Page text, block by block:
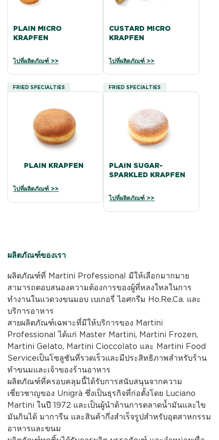
PLAIN MICRO
KRAPFEN
ไปที่ผลิตภัณฑ์ >>
CUSTARD MICRO
KRAPFEN
ไปที่ผลิตภัณฑ์ >>
FRIED SPECIALTIES
PLAIN KRAPFEN
ไปที่ผลิตภัณฑ์ >>
FRIED SPECIALTIES
PLAIN SUGAR-
SPARKLED KRAPFEN
ไปที่ผลิตภัณฑ์ >>
ผลิตภัณฑ์ของเรา
ผลิตภัณฑ์ที่ Martini Professional มีให้เลือกมากมาย
สามารถตอบสนองความต้องการของผู้ที่หลงใหลในการ
ทำงานในแวดวงขนมอบ เบเกอรี่ ไอศกรีม Ho.Re.Ca. และ
บริการอาหาร
สายผลิตภัณฑ์เฉพาะที่มีให้บริการของ Martini
Professional ได้แก่ Master Martini, Martini Frozen,
Martini Gelato, Martini Cioccolato และ Martini Food
Serviceเป็นโซลูชันที่รวดเร็วและมีประสิทธิภาพสำหรับร้าน
ทำขนมและเจ้าของร้านอาหาร
ผลิตภัณฑ์ที่ครอบคลุมนี้ได้รับการสนับสนุนจากความ
เชี่ยวชาญของ Unigrà ซึ่งเป็นธุรกิจที่ก่อตั้งโดย Luciano
Martini ในปี 1972 และเป็นผู้นำด้านการตลาดน้ำมันและไข
มันกินได้ มาการีน และสินค้ากึ่งสำเร็จรูปสำหรับอุตสาหกรรม
อาหารและขนม